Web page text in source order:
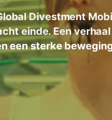
Divestment
einde. Een
een sterke